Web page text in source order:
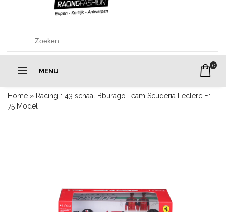
MENU
0
Home » Racing 1:43 schaal Bburago Team Scuderia Leclerc F1-
75 Model